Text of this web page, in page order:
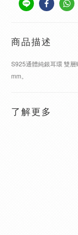
商品描述
S925通體純銀耳環 雙
mm。
了解更多